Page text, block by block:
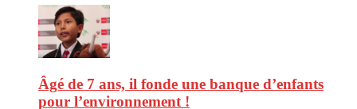
Âgé de 7 ans, il fonde une banque d’enfants
pour l’environnement !